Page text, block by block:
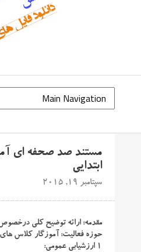
مستند صد صحفه ای
ابتدایی
سپتامبر 19, 2015
مقدمه: ارائه توضیح کلی
حوزه فعالیت: آموزگار کلاس های
۱ ارزشیابی عمومی: